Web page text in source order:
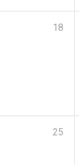
18
25